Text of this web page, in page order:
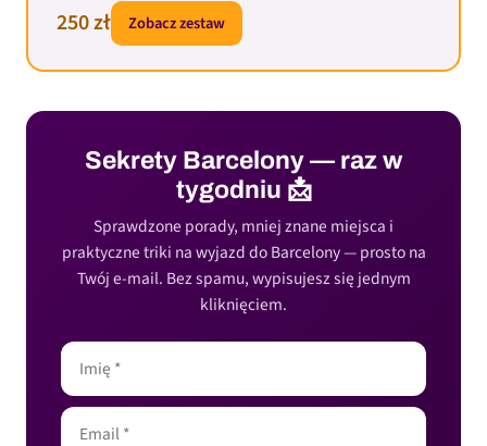
250 zł Zobacz zestaw
Sekrety Barcelony — raz w
tygodniu 📩
Sprawdzone porady, mniej znane miejsca i
praktyczne triki na wyjazd do Barcelony — prosto na
Twój e-mail. Bez spamu, wypisujesz się jednym
kliknięciem.